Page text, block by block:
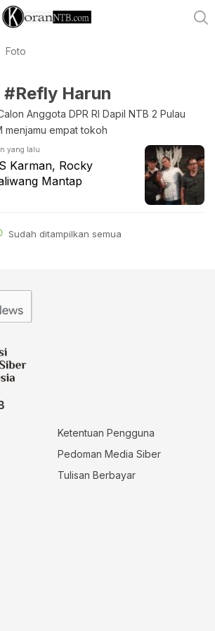
Foto
#Refly Harun
Anggota DPR RI Dapil NTB 2 Pulau
menjamu empat tokoh
yang lalu
Karman, Rocky
Mantap
Sudah ditampilkan semua
Ketentuan Pengguna
Pedoman Media Siber
Tulisan Berbayar